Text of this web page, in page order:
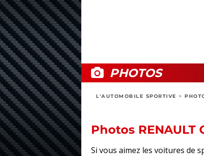
PHOTOS
L'AUTOMOBILE SPORTIVE >
Photos RENAULT
Si vous aimez les voitures de